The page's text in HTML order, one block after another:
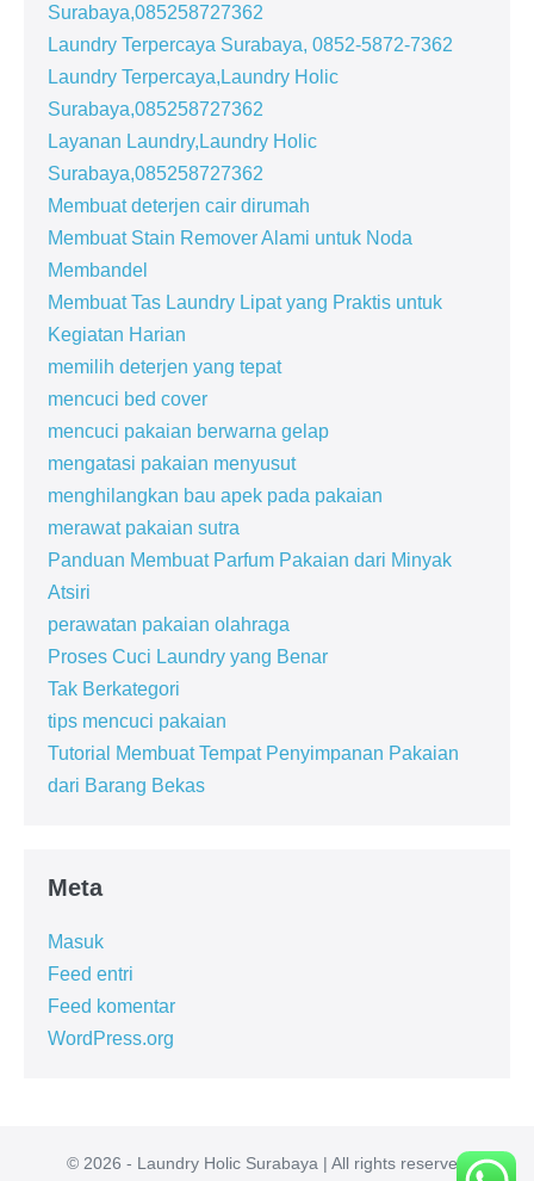
Surabaya,085258727362
Laundry Terpercaya Surabaya, 0852-5872-7362
Laundry Terpercaya,Laundry Holic
Surabaya,085258727362
Layanan Laundry,Laundry Holic
Surabaya,085258727362
Membuat deterjen cair dirumah
Membuat Stain Remover Alami untuk Noda
Membandel
Membuat Tas Laundry Lipat yang Praktis untuk
Kegiatan Harian
memilih deterjen yang tepat
mencuci bed cover
mencuci pakaian berwarna gelap
mengatasi pakaian menyusut
menghilangkan bau apek pada pakaian
merawat pakaian sutra
Panduan Membuat Parfum Pakaian dari Minyak
Atsiri
perawatan pakaian olahraga
Proses Cuci Laundry yang Benar
Tak Berkategori
tips mencuci pakaian
Tutorial Membuat Tempat Penyimpanan Pakaian
dari Barang Bekas
Meta
Masuk
Feed entri
Feed komentar
WordPress.org
© 2026 - Laundry Holic Surabaya | All rights reserved